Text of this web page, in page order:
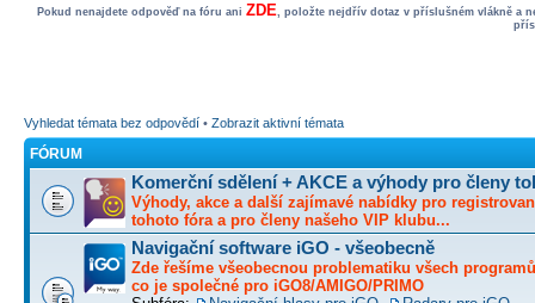
Pokud nenajdete odpověď na fóru ani ZDE, položte nejdřív dotaz v příslušném vlákně a
Vyhledat témata bez odpovědí • Zobrazit aktivní témata
FÓRUM
Komerční sdělení + AKCE a výhody pro členy
Výhody, akce a další zajímavé nabídky pro
tohoto fóra a pro členy našeho VIP klubu...
Navigační software iGO - všeobecně
Zde řešíme všeobecnou problematiku všech
co je společné pro iGO8/AMIGO/PRIMO